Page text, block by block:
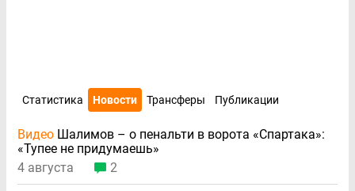
Статистика Новости Трансферы Публикации
Видео Шалимов – о пенальти в ворота «Спартака»:
«Тупее не придумаешь»
4 августа
2